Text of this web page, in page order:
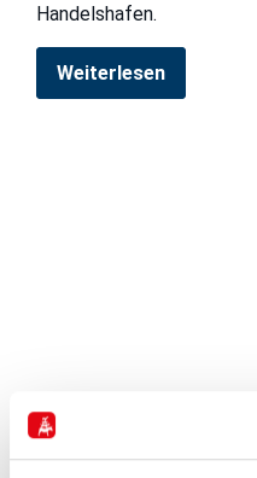
Handelshafen.
Weiterlesen